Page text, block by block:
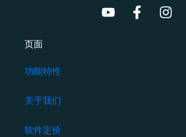
页面
功能特性
关于我们
软件定价